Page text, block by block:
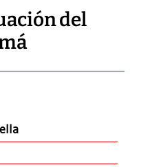
del